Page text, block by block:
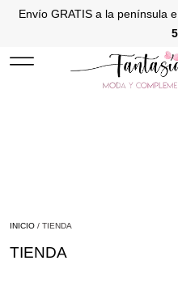
Envío GRATIS a la península
INICIO / TIENDA
TIENDA